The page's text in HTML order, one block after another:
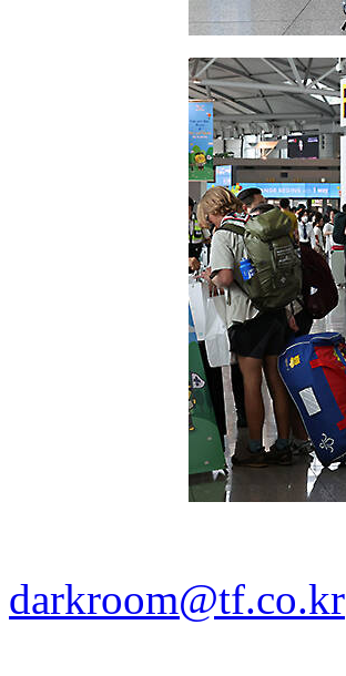
darkroom@tf.co.kr